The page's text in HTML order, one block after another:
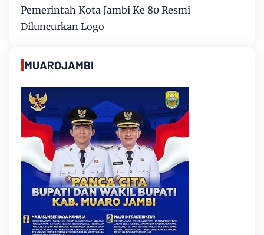
Pemerintah Kota Jambi Ke 80 Resmi
Diluncurkan Logo
MUAROJAMBI